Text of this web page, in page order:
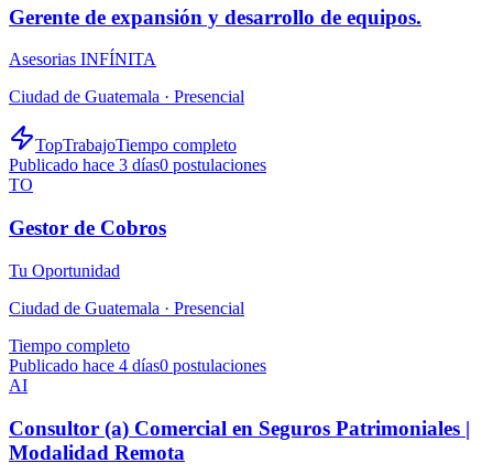
Gerente de expansión y desarrollo de equipos.
Asesorias INFÍNITA
Ciudad de Guatemala · Presencial
TopTrabajoTiempo completo
Publicado hace 3 días0 postulaciones
TO
Gestor de Cobros
Tu Oportunidad
Ciudad de Guatemala · Presencial
Tiempo completo
Publicado hace 4 días0 postulaciones
AI
Consultor (a) Comercial en Seguros Patrimoniales |
Modalidad Remota